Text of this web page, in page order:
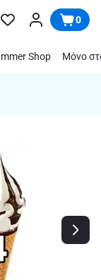
0
Shop Μόνο